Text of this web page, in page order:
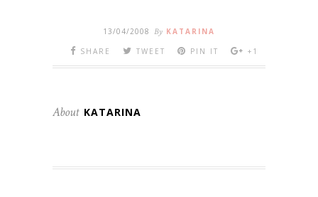
13/04/2008 By KATARINA
SHARE
TWEET PIN IT +1
About KATARINA